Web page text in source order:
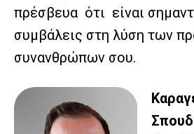
πρέσβευα ότι είναι
συμβάλεις στη λύση των
συνανθρώπων σου.